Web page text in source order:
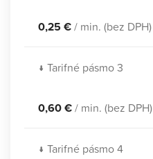
0,25 €/ min. (bez DPH)
↓ Tarifné pásmo 3
0,60 €/ min. (bez DPH)
↓ Tarifné pásmo 4